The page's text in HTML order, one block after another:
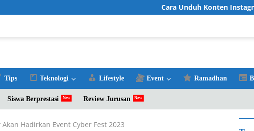
Cara Unduh Konten Instagram
Tips Teknologi Lifestyle Event Ramadhan
Siswa Berprestasi Review Jurusan
Hadirkan Event Cyber Fest 2023